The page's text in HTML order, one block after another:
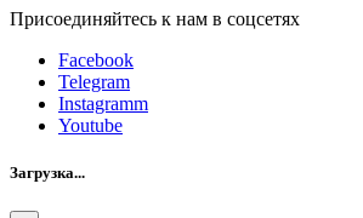
Присоединяйтесь к нам в соцсетях
Facebook
Telegram
Instagramm
Youtube
Загрузка...